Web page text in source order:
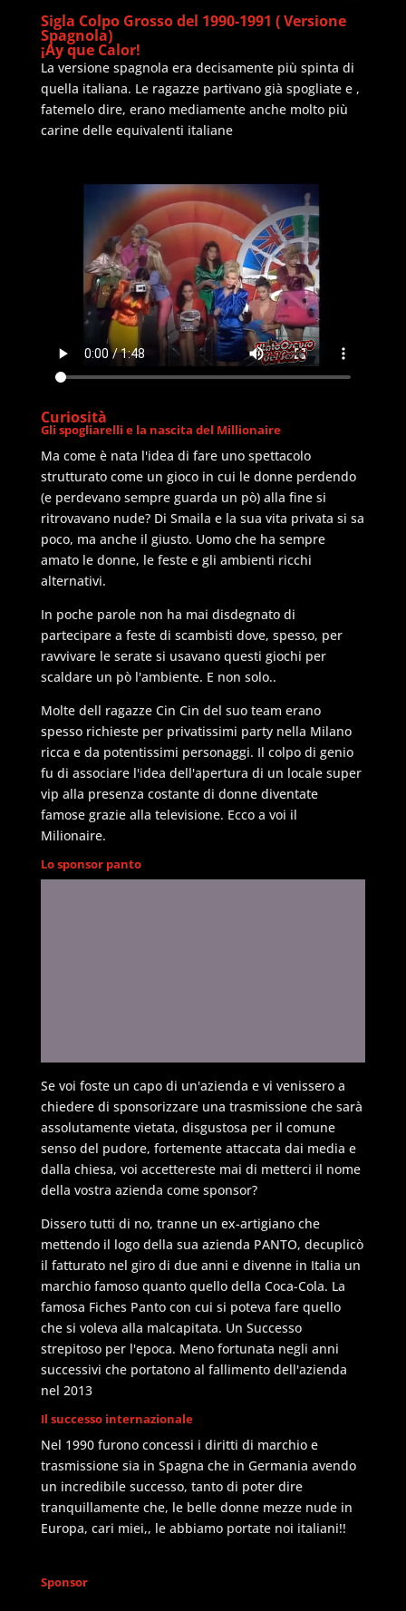
Sigla Colpo Grosso del 1990-1991 ( Versione
Spagnola)
¡Ay que Calor!
La versione spagnola era decisamente più spinta di
quella italiana. Le ragazze partivano già spogliate e ,
fatemelo dire, erano mediamente anche molto più
carine delle equivalenti italiane
Curiosità
Gli spogliarelli e la nascita del Millionaire
Ma come è nata l'idea di fare uno spettacolo
strutturato come un gioco in cui le donne perdendo
(e perdevano sempre guarda un pò) alla fine si
ritrovavano nude? Di Smaila e la sua vita privata si sa
poco, ma anche il giusto. Uomo che ha sempre
amato le donne, le feste e gli ambienti ricchi
alternativi.
In poche parole non ha mai disdegnato di
partecipare a feste di scambisti dove, spesso, per
ravvivare le serate si usavano questi giochi per
scaldare un pò l'ambiente. E non solo..
Molte dell ragazze Cin Cin del suo team erano
spesso richieste per privatissimi party nella Milano
ricca e da potentissimi personaggi. Il colpo di genio
fu di associare l'idea dell'apertura di un locale super
vip alla presenza costante di donne diventate
famose grazie alla televisione. Ecco a voi il
Milionaire.
Lo sponsor panto
Se voi foste un capo di un'azienda e vi venissero a
chiedere di sponsorizzare una trasmissione che sarà
assolutamente vietata, disgustosa per il comune
senso del pudore, fortemente attaccata dai media e
dalla chiesa, voi accettereste mai di metterci il nome
della vostra azienda come sponsor?
Dissero tutti di no, tranne un ex-artigiano che
mettendo il logo della sua azienda PANTO, decuplicò
il fatturato nel giro di due anni e divenne in Italia un
marchio famoso quanto quello della Coca-Cola. La
famosa Fiches Panto con cui si poteva fare quello
che si voleva alla malcapitata. Un Successo
strepitoso per l'epoca. Meno fortunata negli anni
successivi che portatono al fallimento dell'azienda
nel 2013
Il successo internazionale
Nel 1990 furono concessi i diritti di marchio e
trasmissione sia in Spagna che in Germania avendo
un incredibile successo, tanto di poter dire
tranquillamente che, le belle donne mezze nude in
Europa, cari miei,, le abbiamo portate noi italiani!!
Sponsor